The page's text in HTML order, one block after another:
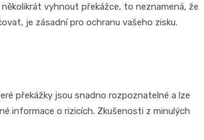
vyhnout překážce, to neznamená, že
je zásadní pro ochranu vašeho zisku.
překážky jsou snadno rozpoznatelné a lze
informace o rizicích. Zkušenosti z minulých